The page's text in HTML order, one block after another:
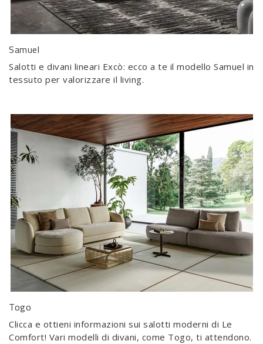
Samuel
Salotti e divani lineari Excò: ecco a te il modello Samuel in
tessuto per valorizzare il living.
Togo
Clicca e ottieni informazioni sui salotti moderni di Le
Comfort! Vari modelli di divani, come Togo, ti attendono.